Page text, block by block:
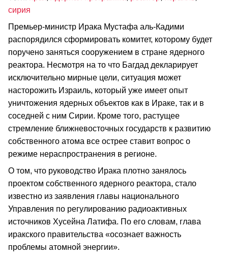
сирия
Премьер-министр Ирака Мустафа аль-Кадими
распорядился сформировать комитет, которому будет
поручено заняться сооружением в стране ядерного
реактора. Несмотря на то что Багдад декларирует
исключительно мирные цели, ситуация может
насторожить Израиль, который уже имеет опыт
уничтожения ядерных объектов как в Ираке, так и в
соседней с ним Сирии. Кроме того, растущее
стремление ближневосточных государств к развитию
собственного атома все острее ставит вопрос о
режиме нераспространения в регионе.
О том, что руководство Ирака плотно занялось
проектом собственного ядерного реактора, стало
известно из заявления главы национального
Управления по регулированию радиоактивных
источников Хусейна Латифа. По его словам, глава
иракского правительства «осознает важность
проблемы атомной энергии».